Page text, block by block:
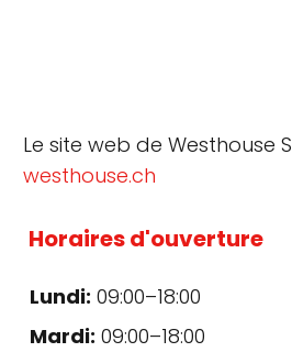
Le site web de Westhouse
westhouse.ch
Horaires d'ouverture
Lundi: 09:00–18:00
Mardi: 09:00–18:00